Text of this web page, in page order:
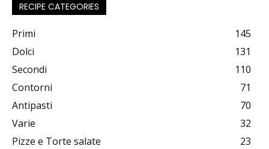
RECIPE CATEGORIES
Primi
145
Dolci
131
Secondi
110
Contorni
71
Antipasti
70
Varie
32
Pizze e Torte salate
23